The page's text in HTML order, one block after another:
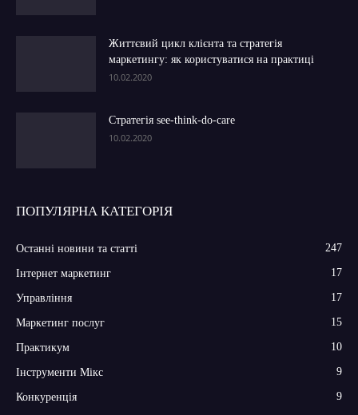
Життєвий цикл клієнта та стратегія
маркетингу: як користуватися на практиці
10.02.2020
Стратегія see-think-do-care
10.02.2020
ПОПУЛЯРНА КАТЕГОРІЯ
Останні новини та статті 247
Інтернет маркетинг 17
Управління 17
Маркетинг послуг 15
Практикум 10
Інструменти Мікс 9
Конкуренція 9